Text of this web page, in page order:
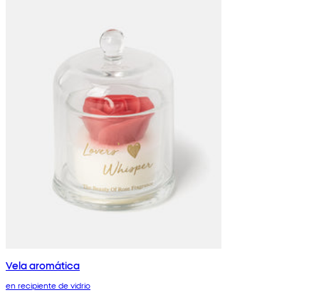
Vela aromática
en recipiente de vidrio